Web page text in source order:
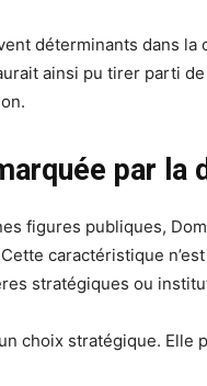
déterminants dans
ainsi pu tirer parti
par la
figures publiques,
caractéristique
stratégiques ou
choix stratégique. Elle